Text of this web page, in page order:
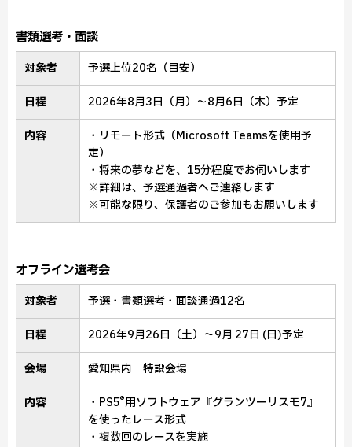
書類選考・面談
対象者 予選上位20名（目安）
日程 2026年8月3日（月）～8月6日（木）予定
内容
・リモート形式（Microsoft Teamsを使用予
定）
・将来の夢などを、15分程度でお伺いします
※詳細は、予選通過者へご連絡します
※可能な限り、保護者のご参加もお願いします
オフライン選考会
対象者 予選・書類選考・面談通過12名
日程 2026年9月26日（土）～9月 27日 (日)予定
会場 愛知県内 特設会場
内容 ・PS5®用ソフトウェア『グランツーリスモ7』
を使ったレース形式
・複数回のレースを実施